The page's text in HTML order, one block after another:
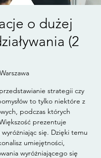
o dużej
(2
Warszawa
strategii czy
to tylko niektóre z
podczas których
prezentuje
się. Dzięki temu
umiejętności,
wyróżniającego się